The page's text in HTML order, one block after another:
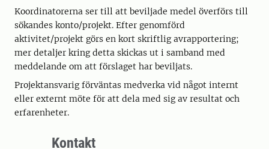
Koordinatorerna ser till att beviljade medel överförs till
sökandes konto/projekt. Efter genomförd
aktivitet/projekt görs en kort skriftlig avrapportering;
mer detaljer kring detta skickas ut i samband med
meddelande om att förslaget har beviljats.
Projektansvarig förväntas medverka vid något internt
eller externt möte för att dela med sig av resultat och
erfarenheter.
Kontakt